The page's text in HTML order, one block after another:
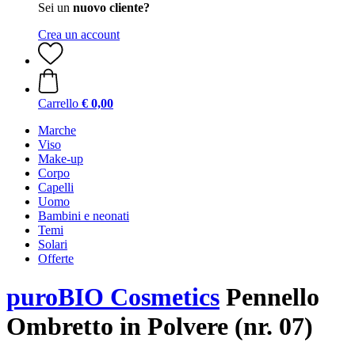
Sei un nuovo cliente?
Crea un account
Carrello € 0,00
Marche
Viso
Make-up
Corpo
Capelli
Uomo
Bambini e neonati
Temi
Solari
Offerte
puroBIO Cosmetics Pennello
Ombretto in Polvere (nr. 07)